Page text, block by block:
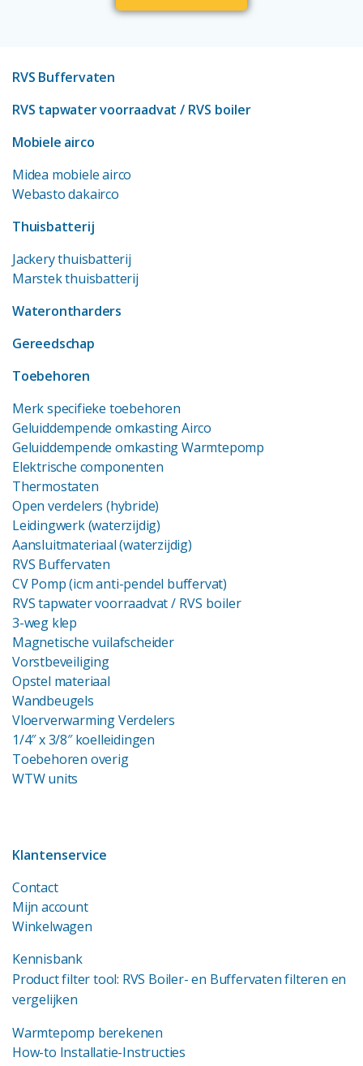
RVS Buffervaten
RVS tapwater voorraadvat / RVS boiler
Mobiele airco
Midea mobiele airco
Webasto dakairco
Thuisbatterij
Jackery thuisbatterij
Marstek thuisbatterij
Waterontharders
Gereedschap
Toebehoren
Merk specifieke toebehoren
Geluiddempende omkasting Airco
Geluiddempende omkasting Warmtepomp
Elektrische componenten
Thermostaten
Open verdelers (hybride)
Leidingwerk (waterzijdig)
Aansluitmateriaal (waterzijdig)
RVS Buffervaten
CV Pomp (icm anti-pendel buffervat)
RVS tapwater voorraadvat/ RVS boiler
3-weg klep
Magnetische vuilafscheider
Vorstbeveiliging
Opstel materiaal
Wandbeugels
Vloerverwarming Verdelers
1/4″ x 3/8″ koelleidingen
Toebehoren overig
WTW units
Klantenservice
Contact
Mijn account
Winkelwagen
Kennisbank
Product filter tool: RVS Boiler- en Buffervaten filteren en
vergelijken
Warmtepomp berekenen
How-to Installatie-Instructies